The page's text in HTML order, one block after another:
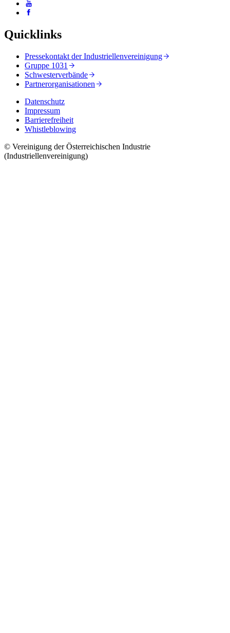
Quicklinks
Pressekontakt der Industriellenvereinigung
Gruppe 1031
Schwesterverbände
Partnerorganisationen
Datenschutz
Impressum
Barrierefreiheit
Whistleblowing
© Vereinigung der Österreichischen Industrie
(Industriellenvereinigung)